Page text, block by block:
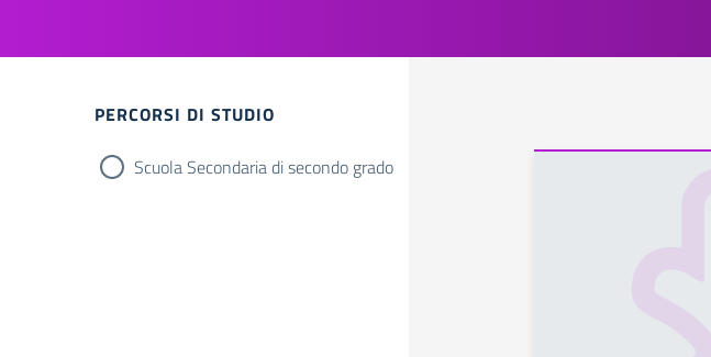
Filtri
PERCORSI DI STUDIO
Scuola Secondaria di secondo grado